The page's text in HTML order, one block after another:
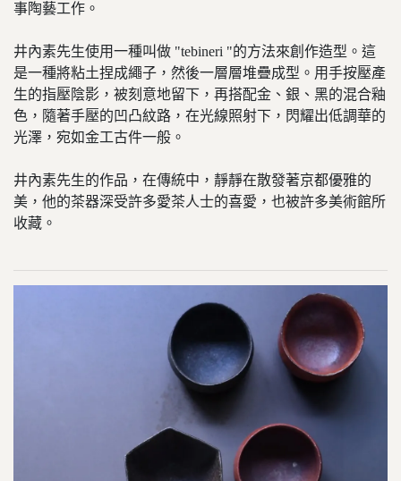
事陶藝工作。
井內素先生使用一種叫做 "tebineri "的方法來創作造型。這
是一種將粘土捏成繩子，然後一層層堆疊成型。用手按壓產
生的指壓陰影，被刻意地留下，再搭配金、銀、黑的混合釉
色，隨著手壓的凹凸紋路，在光線照射下，閃耀出低調華的
光澤，宛如金工古件一般。
井內素先生的作品，在傳統中，靜靜在散發著京都優雅的
美，他的茶器深受許多愛茶人士的喜愛，也被許多美術館所
收藏。